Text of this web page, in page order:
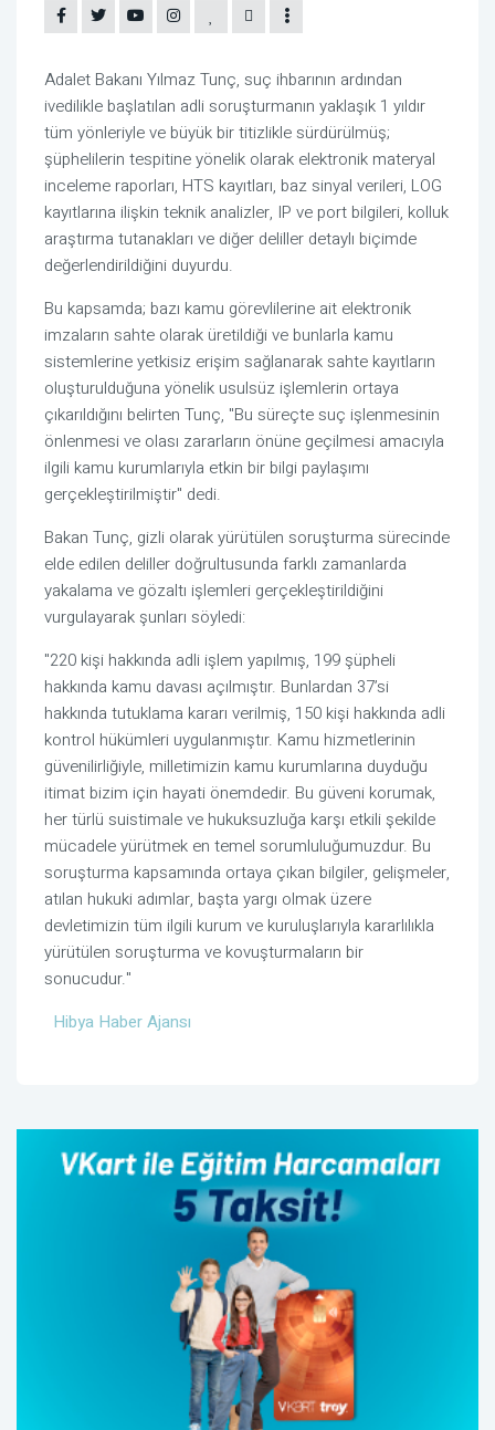
Adalet Bakanı Yılmaz Tunç, suç ihbarının ardından
ivedilikle başlatılan adli soruşturmanın yaklaşık 1 yıldır
tüm yönleriyle ve büyük bir titizlikle sürdürülmüş;
şüphelilerin tespitine yönelik olarak elektronik materyal
inceleme raporları, HTS kayıtları, baz sinyal verileri, LOG
kayıtlarına ilişkin teknik analizler, IP ve port bilgileri, kolluk
araştırma tutanakları ve diğer deliller detaylı biçimde
değerlendirildiğini duyurdu.
Bu kapsamda; bazı kamu görevlilerine ait elektronik
imzaların sahte olarak üretildiği ve bunlarla kamu
sistemlerine yetkisiz erişim sağlanarak sahte kayıtların
oluşturulduğuna yönelik usulsüz işlemlerin ortaya
çıkarıldığını belirten Tunç, "Bu süreçte suç işlenmesinin
önlenmesi ve olası zararların önüne geçilmesi amacıyla
ilgili kamu kurumlarıyla etkin bir bilgi paylaşımı
gerçekleştirilmiştir" dedi.
Bakan Tunç, gizli olarak yürütülen soruşturma sürecinde
elde edilen deliller doğrultusunda farklı zamanlarda
yakalama ve gözaltı işlemleri gerçekleştirildiğini
vurgulayarak şunları söyledi:
"220 kişi hakkında adli işlem yapılmış, 199 şüpheli
hakkında kamu davası açılmıştır. Bunlardan 37’si
hakkında tutuklama kararı verilmiş, 150 kişi hakkında adli
kontrol hükümleri uygulanmıştır. Kamu hizmetlerinin
güvenilirliğiyle, milletimizin kamu kurumlarına duyduğu
itimat bizim için hayati önemdedir. Bu güveni korumak,
her türlü suistimale ve hukuksuzluğa karşı etkili şekilde
mücadele yürütmek en temel sorumluluğumuzdur. Bu
soruşturma kapsamında ortaya çıkan bilgiler, gelişmeler,
atılan hukuki adımlar, başta yargı olmak üzere
devletimizin tüm ilgili kurum ve kuruluşlarıyla kararlılıkla
yürütülen soruşturma ve kovuşturmaların bir
sonucudur."
Hibya Haber Ajansı